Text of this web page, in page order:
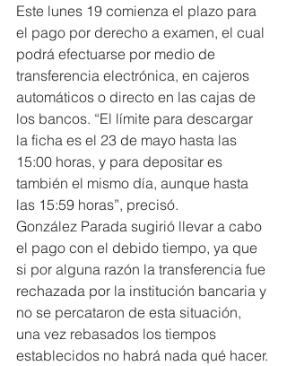
Este lunes 19 comienza el plazo para
el pago por derecho a examen, el cual
podrá efectuarse por medio de
transferencia electrónica, en cajeros
automáticos o directo en las cajas de
los bancos. “El límite para descargar
la ficha es el 23 de mayo hasta las
15:00 horas, y para depositar es
también el mismo día, aunque hasta
las 15:59 horas”, precisó.
González Parada sugirió llevar a cabo
el pago con el debido tiempo, ya que
si por alguna razón la transferencia fue
rechazada por la institución bancaria y
no se percataron de esta situación,
una vez rebasados los tiempos
establecidos no habrá nada qué hacer.